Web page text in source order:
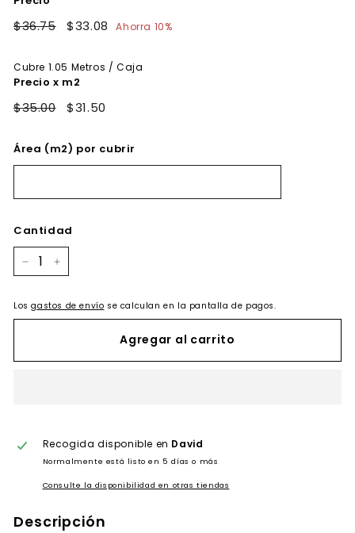
Precio
$36.75$36.75
Precio
$33.08 $33.08
Ahorra 10%
Cubre 1.05 Metros / Caja
Precio x m2
$35.00 $31.50
Área (m2) por cubrir
Cantidad
Losgastos de envío se calculan en la pantalla de pagos.
Agregar al carrito
Recogida disponible en David
Normalmente está listo en 5 días o más
Consulte la disponibilidad en otras tiendas
Descripción